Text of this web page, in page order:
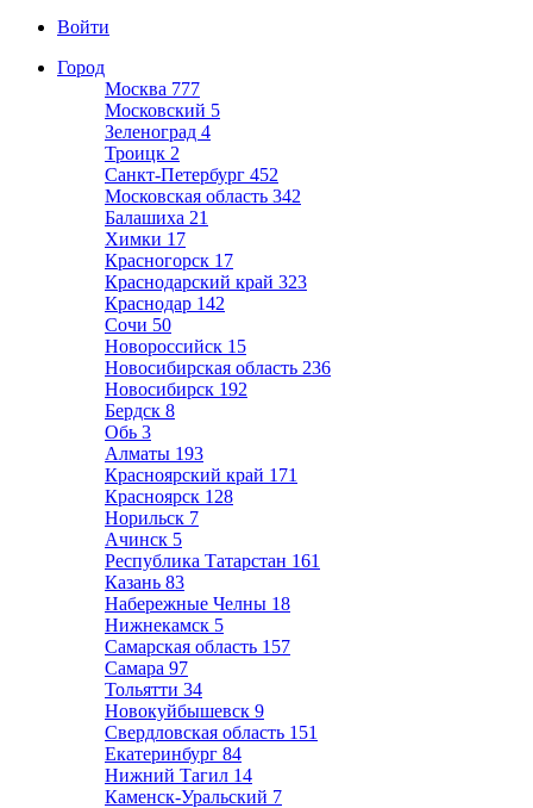
Войти
Город
Москва 777
Московский 5
Зеленоград 4
Троицк 2
Санкт-Петербург 452
Московская область 342
Балашиха 21
Химки 17
Красногорск 17
Краснодарский край 323
Краснодар 142
Сочи 50
Новороссийск 15
Новосибирская область 236
Новосибирск 192
Бердск 8
Обь 3
Алматы 193
Красноярский край 171
Красноярск 128
Норильск 7
Ачинск 5
Республика Татарстан 161
Казань 83
Набережные Челны 18
Нижнекамск 5
Самарская область 157
Самара 97
Тольятти 34
Новокуйбышевск 9
Свердловская область 151
Екатеринбург 84
Нижний Тагил 14
Каменск-Уральский 7